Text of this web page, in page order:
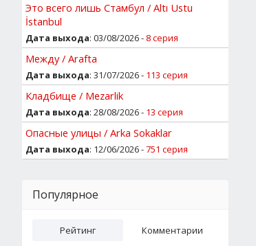
Это всего лишь Стамбул / Altı Ustu
İstanbul
Дата выхода: 03/08/2026 - 8 серия
Между / Arafta
Дата выхода: 31/07/2026 - 113 серия
Кладбище / Mezarlik
Дата выхода: 28/08/2026 - 13 серия
Опасные улицы / Arka Sokaklar
Дата выхода: 12/06/2026 -751 серия
Популярное
Рейтинг Комментарии